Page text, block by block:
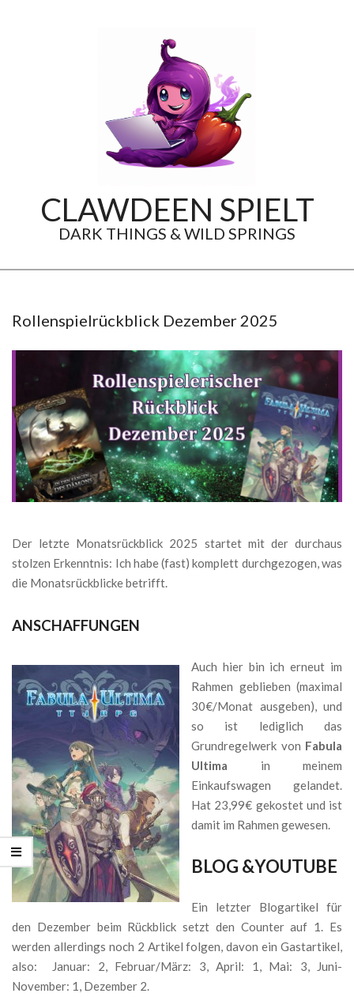
CLAWDEEN SPIELT
DARK THINGS & WILD SPRINGS
MenuRollenspielrückblick Dezember 2025
Der letzte Monatsrückblick 2025 startet mit der durchaus
stolzen Erkenntnis: Ich habe (fast) komplett durchgezogen, was
die Monatsrückblicke betrifft.
ANSCHAFFUNGEN
Auch hier bin ich erneut im
Rahmen geblieben (maximal
30€/Monat ausgeben), und
so ist lediglich das
Grundregelwerk von Fabula
Ultima in meinem
Einkaufswagen gelandet.
Hat 23,99€ gekostet und ist
damit im Rahmen gewesen.
BLOG &YOUTUBE
Ein letzter Blogartikel für
den Dezember beim Rückblick setzt den Counter auf 1. Es
werden allerdings noch 2 Artikel folgen, davon ein Gastartikel,
also: Januar: 2, Februar/März: 3, April: 1, Mai: 3, Juni-
November: 1, Dezember 2.